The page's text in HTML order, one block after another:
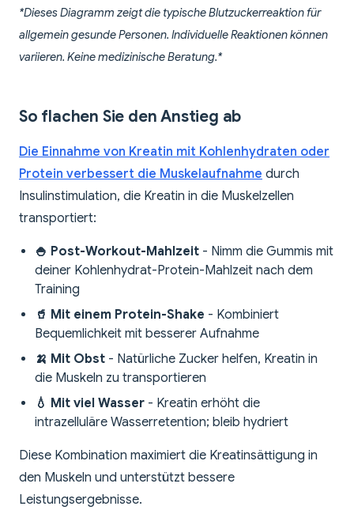
*Dieses Diagramm zeigt die typische Blutzuckerreaktion für
allgemein gesunde Personen. Individuelle Reaktionen können
variieren. Keine medizinische Beratung.*
So flachen Sie den Anstieg ab
Die Einnahme von Kreatin mit Kohlenhydraten oder
Protein verbessert die Muskelaufnahme durch
Insulinstimulation, die Kreatin in die Muskelzellen
transportiert:
🍚 Post-Workout-Mahlzeit - Nimm die Gummis mit
deiner Kohlenhydrat-Protein-Mahlzeit nach dem
Training
🥤 Mit einem Protein-Shake - Kombiniert
Bequemlichkeit mit besserer Aufnahme
🍌 Mit Obst - Natürliche Zucker helfen, Kreatin in
die Muskeln zu transportieren
💧 Mit viel Wasser - Kreatin erhöht die
intrazelluläre Wasserretention; bleib hydriert
Diese Kombination maximiert die Kreatinsättigung in
den Muskeln und unterstützt bessere
Leistungsergebnisse.